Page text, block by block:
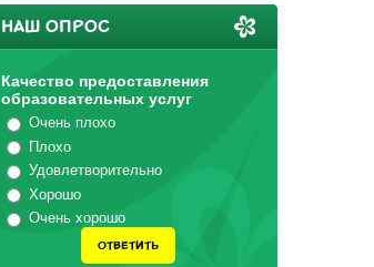
НАШ ОПРОС
Качество предоставления
образовательных услуг
Очень плохо
Плохо
Удовлетворительно
Хорошо
Очень хорошо